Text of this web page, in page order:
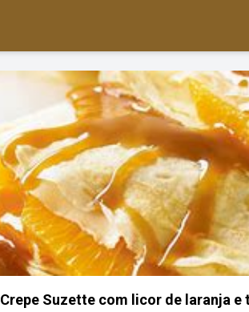
Crepe Suzette com licor de laranja e